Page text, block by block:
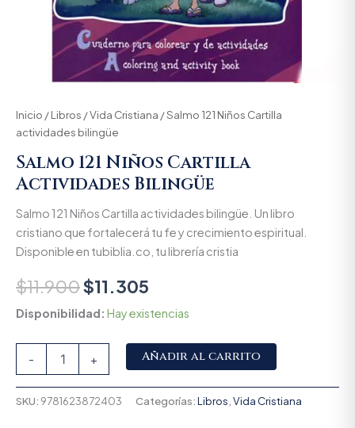
Inicio /Libros /Vida Cristiana / Salmo 121 Niños Cartilla
actividades bilingüe
Salmo 121 Niños Cartilla
Actividades Bilingüe
Salmo 121 Niños Cartilla actividades bilingüe. Un libro
cristiano que fortalecerá tu fe y crecimiento espiritual.
Disponible en tubiblia.co, tu librería cristia
$11.900$11.305
Disponibilidad: Hay existencias
- + Añadir al carrito
SKU: 9781623872403 Categorías:Libros Vida Cristiana